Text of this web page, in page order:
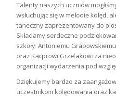
Talenty naszych uczniów
wsłuchując się w melodie kolęd,
taneczny zaprezentowany do
Składamy serdeczne
szkoły: Antoniemu
oraz Kacprowi Grzelakowi za
organizacji wydarzenia pod
Dziękujemy bardzo za
uczestnikom kolędowania oraz